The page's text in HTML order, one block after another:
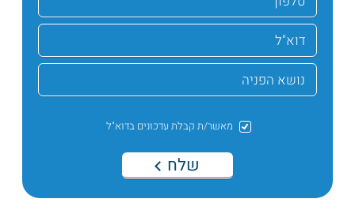
מאשר/ת קבלת עדכונים בדוא"ל
שלח